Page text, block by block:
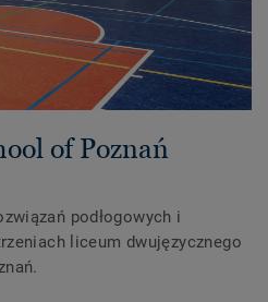
of Poznań
podłogowych i
liceum dwujęzycznego